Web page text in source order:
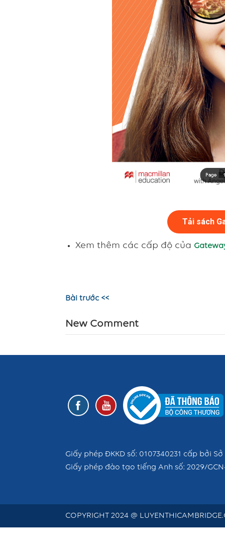
Tải sách
Xem thêm các cấp độ của
Bài trước <<
New Comment
Giấy phép ĐKKD số: 0107340231 cấp bởi
Giấy phép đào tạo tiếng Anh số: 2029/
COPYRIGHT 2024 @